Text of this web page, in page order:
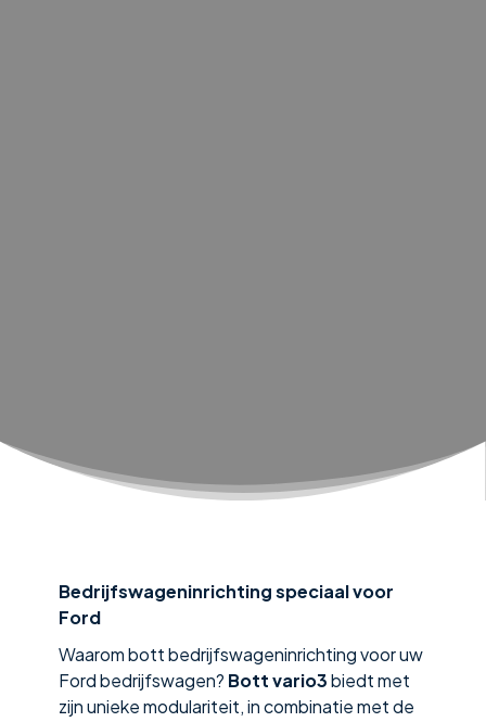
Bedrijfswageninrichting speciaal voor
Ford
Waarom bott bedrijfswageninrichting voor uw
Ford bedrijfswagen? Bott vario3biedt met
zijn unieke modulariteit, in combinatie met de